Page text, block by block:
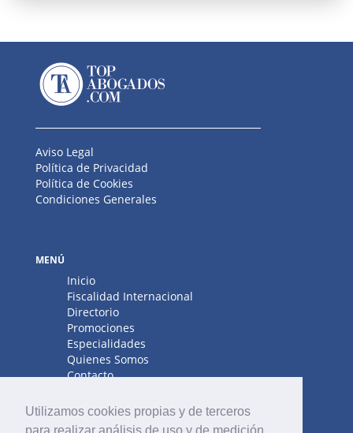
Utilizamos cookies propias y de terceros
Aviso Legal
Política de Privacidad
Política de Cookies
Condiciones Generales
MENÚ
Inicio
Fiscalidad Internacional
Directorio
Promociones
Especialidades
Quienes Somos
Contacto